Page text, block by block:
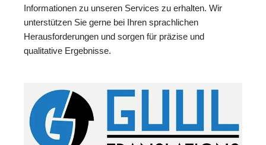
Informationen zu unseren Services zu erhalten. Wir
unterstützen Sie gerne bei Ihren sprachlichen
Herausforderungen und sorgen für präzise und
qualitative Ergebnisse.